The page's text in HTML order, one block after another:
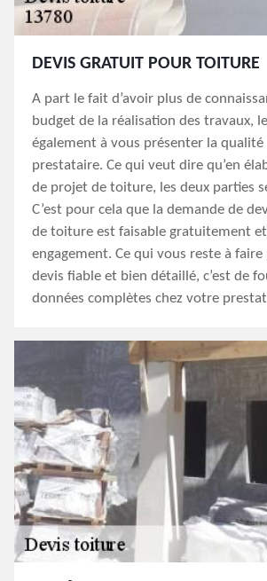
DEVIS GRATUIT POUR TOITURE
A part le fait d’avoir plus de
budget de la réalisation des travaux,
également à vous présenter la qualité
prestataire. Ce qui veut dire qu’en
de projet de toiture, les deux parties
C’est pour cela que la demande de
de toiture est faisable gratuitement et
engagement. Ce qui vous reste à
devis fiable et bien détaillé, c’est de
données complètes chez votre